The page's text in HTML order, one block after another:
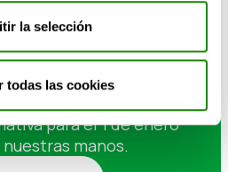
la selección
todas las cookies
tus envases
Ecoembes, ¿te
para el 1 de enero
manos.